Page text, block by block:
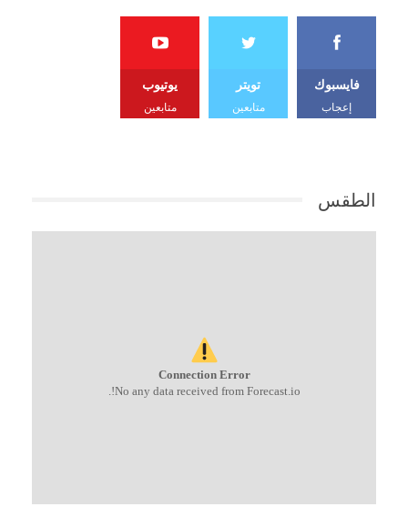
فايسبوك
إعجاب
تويتر
متابعين
يوتيوب
متابعين
الطقس
Connection Error
No any data received from Forecast.io!.